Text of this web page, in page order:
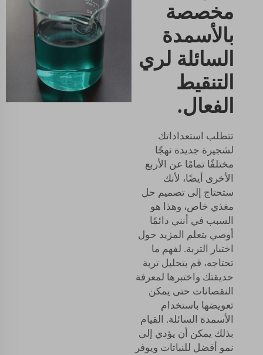
مخصصة
بالأسمدة
السائلة لري
التنقيط
الفعال.
تتطلب استعداداتك
لشجيرة جديدة نهجًا
مختلفًا تمامًا عن الأربع
الأخرى أيضًا، لأنك
ستحتاج إلى تصميم حل
مغذي خاص، وهذا هو
السبب في أنني دائمًا
أوصي بتعلم المزيد حول
اختبار التربة. لفهم ما
تحتاجه، قم بتحليل تربة
حديقتك واختبرها لمعرفة
النقصانات حتى يمكن
تعويضها باستخدام
الأسمدة السائلة. القيام
بذلك يمكن أن يؤدي إلى
نمو أفضل للنباتات ويوفر